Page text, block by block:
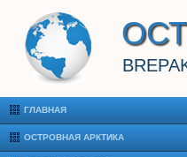
ГЛАВНАЯ
ОСТРОВНАЯ АРКТИКА